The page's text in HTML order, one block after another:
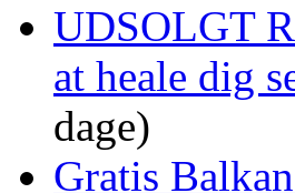
UDSOLGT
at heale dig
dage)
Gratis